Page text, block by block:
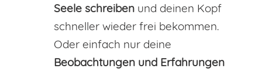
Seele schreiben und deinen Kopf
schneller wieder frei bekommen.
Oder einfach nur deine
Beobachtungen und Erfahrungen